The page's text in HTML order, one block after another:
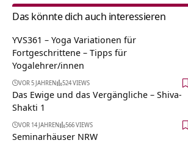
Das könnte dich auch interessieren
YVS361 – Yoga Variationen für
Fortgeschrittene – Tipps für
Yogalehrer/innen
VOR 5 JAHREN 524 VIEWS
Das Ewige und das Vergängliche – Shiva-
Shakti 1
VOR 14 JAHREN 566 VIEWS
Seminarhäuser NRW